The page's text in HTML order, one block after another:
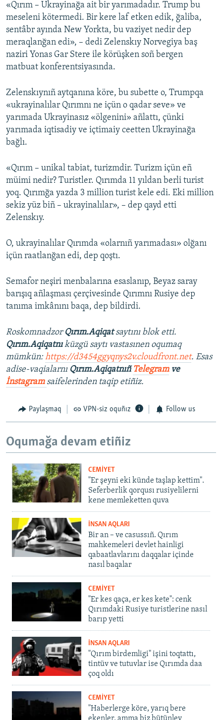
«Qırım – Ukrayinağa ait bir yarımadadır. Trump bu
meseleni kötermedi. Bir kere laf etken edik, ğaliba,
sentâbr ayında New Yorkta, bu vaziyet nedir dep
meraqlanğan edi», – dedi Zelenskıy Norvegiya baş
naziri Yonas Gar Stere ile körüşken soñ bergen
matbuat konferentsiyasında.
Zelenskıynıñ aytqanına köre, bu subette o, Trumpqa
«ukrayinalılar Qırımnı ne içün o qadar seve» ve
yarımada Ukrayinasız «ölgenini» añlattı, çünki
yarımada iqtisadiy ve içtimaiy ceetten Ukrayinağa
bağlı.
«Qırım – unikal tabiat, turizmdir. Turizm içün eñ
müimi nedir? Turistler. Qırımda 11 yıldan berli turist
yoq. Qırımğa yazda 3 million turist kele edi. Eki million
sekiz yüz biñ – ukrayinalılar», – dep qayd etti
Zelenskıy.
O, ukrayinalılar Qırımda «olarnıñ yarımadası» olğanı
içün raatlanğan edi, dep qoştı.
Semafor neşiri menbalarına esaslanıp, Beyaz saray
barışıq añlaşması çerçivesinde Qırımnı Rusiye dep
tanıma imkânını baqa, dep bildirdi.
Roskomnadzor Qırım.Aqiqatsaytını blok etti.
Qırım.Aqiqatnıküzgü saytı vastasınen oqumaq
mümkün:https://d3454ggyqnys2v.cloudfront.net. Esas
adise-vaqialarnı Qırım.Aqiqatnıñ Telegramve
İnstagram saifelerinden taqip etiñiz.
Paylaşmaq VPN-siz oquñız Follow us
Oqumağa devam etiñiz
CEMİYET
"Er şeyni eki künde taşlap kettim".
Seferberlik qorqusı rusiyelilerni
kene memleketten quva
İNSAN AQLARI
Bir an – ve casussıñ. Qırım
mahkemeleri devlet hainligi
qabaatlavlarını daqqalar içinde
nasıl baqalar
CEMİYET
"Er kes qaça, er kes kete": cenk
Qırımdaki Rusiye turistlerine nasıl
barıp yetti
İNSAN AQLARI
"Qırım birdemligi" işini toqtattı,
tintüv ve tutuvlar ise Qırımda daa
çoq oldı
CEMİYET
"Haberlerge köre, yarıq bere